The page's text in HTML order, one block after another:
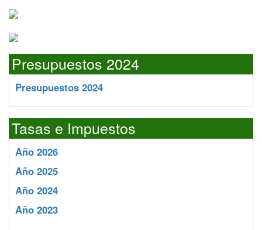
Presupuestos 2024
Presupuestos 2024
Tasas e Impuestos
Año 2026
Año 2025
Año 2024
Año 2023